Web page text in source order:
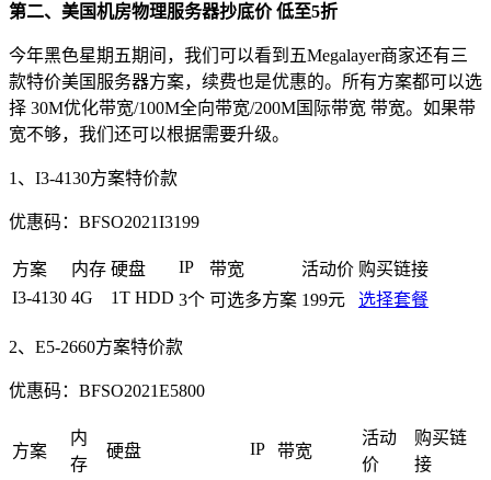
第二、美国机房物理服务器抄底价 低至5折
今年黑色星期五期间，我们可以看到五Megalayer商家还有三
款特价美国服务器方案，续费也是优惠的。所有方案都可以选
择 30M优化带宽/100M全向带宽/200M国际带宽 带宽。如果带
宽不够，我们还可以根据需要升级。
1、I3-4130方案特价款
优惠码： BFSO2021I3199
方案 内存 硬盘 IP 带宽 活动价 购买链接
I3-4130 4G 1T HDD 3个 可选多方案 199元 选择套餐
2、E5-2660方案特价款
优惠码： BFSO2021E5800
方案
内
存
硬盘 IP 带宽
活动
价
购买链
接